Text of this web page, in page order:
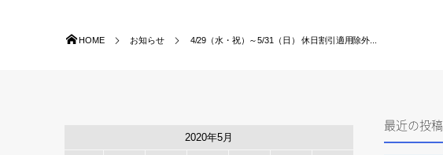
HOME お知らせ 4/29（水・祝）～5/31（日） 休日割引適用除外...
2020年5月
最近の投稿